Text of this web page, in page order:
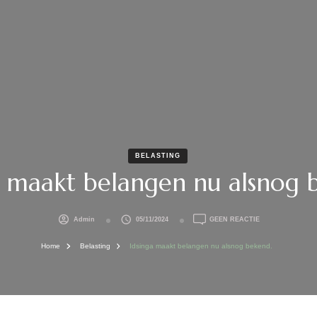
BELASTING
maakt belangen nu alsnog
Admin 05/11/2024 GEEN REACTIEOP
BELANGEN
Home Belasting Idsinga maakt belangen nu alsnog bekend.